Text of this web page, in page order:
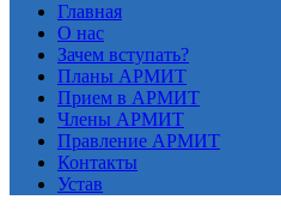
Главная
О нас
Зачем вступать?
Планы АРМИТ
Прием в АРМИТ
Члены АРМИТ
Правление АРМИТ
Контакты
Устав